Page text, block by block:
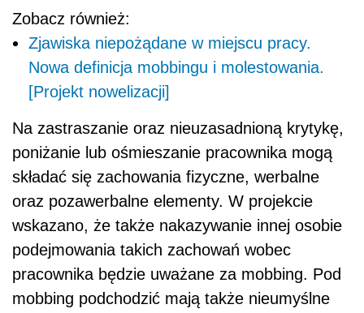
Zobacz również:
Zjawiska niepożądane w miejscu pracy.
Nowa definicja mobbingu i molestowania.
[Projekt nowelizacji]
Na zastraszanie oraz nieuzasadnioną krytykę,
poniżanie lub ośmieszanie pracownika mogą
składać się zachowania fizyczne, werbalne
oraz pozawerbalne elementy. W projekcie
wskazano, że także nakazywanie innej osobie
podejmowania takich zachowań wobec
pracownika będzie uważane za mobbing. Pod
mobbing podchodzić mają także nieumyślne